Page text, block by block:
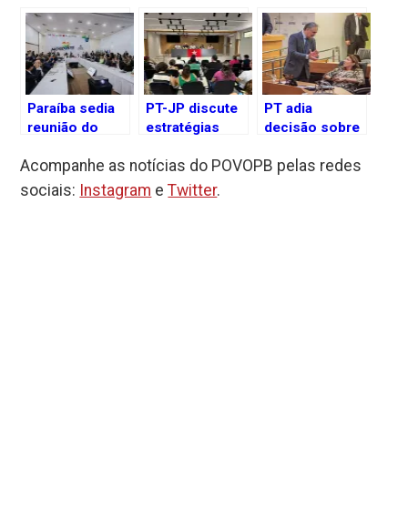
Paraíba sedia
reunião do
Nordeste com
governadores
PT-JP discute
estratégias
(18) para o
cenário
PT adia
decisão sobre
em João
Acompanhe as notícias do POVOPB pelas redes
sociais: Instagram eTwitter.